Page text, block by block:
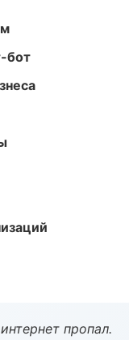
бот
пропал.